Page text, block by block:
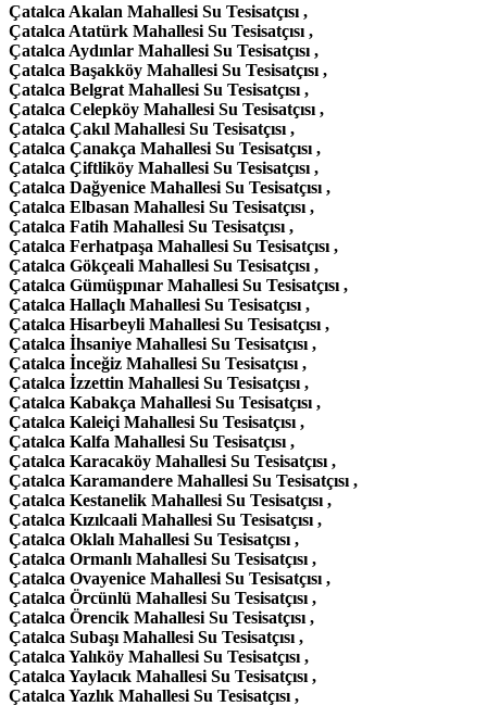
Çatalca Akalan Mahallesi Su Tesisatçısı ,
Çatalca Atatürk Mahallesi Su Tesisatçısı ,
Çatalca Aydınlar Mahallesi Su Tesisatçısı ,
Çatalca Başakköy Mahallesi Su Tesisatçısı ,
Çatalca Belgrat Mahallesi Su Tesisatçısı ,
Çatalca Celepköy Mahallesi Su Tesisatçısı ,
Çatalca Çakıl Mahallesi Su Tesisatçısı ,
Çatalca Çanakça Mahallesi Su Tesisatçısı ,
Çatalca Çiftliköy Mahallesi Su Tesisatçısı ,
Çatalca Dağyenice Mahallesi Su Tesisatçısı ,
Çatalca Elbasan Mahallesi Su Tesisatçısı ,
Çatalca Fatih Mahallesi Su Tesisatçısı ,
Çatalca Ferhatpaşa Mahallesi Su Tesisatçısı ,
Çatalca Gökçeali Mahallesi Su Tesisatçısı ,
Çatalca Gümüşpınar Mahallesi Su Tesisatçısı ,
Çatalca Hallaçlı Mahallesi Su Tesisatçısı ,
Çatalca Hisarbeyli Mahallesi Su Tesisatçısı ,
Çatalca İhsaniye Mahallesi Su Tesisatçısı ,
Çatalca İnceğiz Mahallesi Su Tesisatçısı ,
Çatalca İzzettin Mahallesi Su Tesisatçısı ,
Çatalca Kabakça Mahallesi Su Tesisatçısı ,
Çatalca Kaleiçi Mahallesi Su Tesisatçısı ,
Çatalca Kalfa Mahallesi Su Tesisatçısı ,
Çatalca Karacaköy Mahallesi Su Tesisatçısı ,
Çatalca Karamandere Mahallesi Su Tesisatçısı ,
Çatalca Kestanelik Mahallesi Su Tesisatçısı ,
Çatalca Kızılcaali Mahallesi Su Tesisatçısı ,
Çatalca Oklalı Mahallesi Su Tesisatçısı ,
Çatalca Ormanlı Mahallesi Su Tesisatçısı ,
Çatalca Ovayenice Mahallesi Su Tesisatçısı ,
Çatalca Örcünlü Mahallesi Su Tesisatçısı ,
Çatalca Örencik Mahallesi Su Tesisatçısı ,
Çatalca Subaşı Mahallesi Su Tesisatçısı ,
Çatalca Yalıköy Mahallesi Su Tesisatçısı ,
Çatalca Yaylacık Mahallesi Su Tesisatçısı ,
Çatalca Yazlık Mahallesi Su Tesisatçısı ,